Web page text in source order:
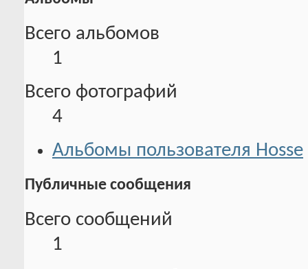
Всего альбомов
1
Всего фотографий
4
Альбомы пользователя Hosse
Публичные сообщения
Всего сообщений
1